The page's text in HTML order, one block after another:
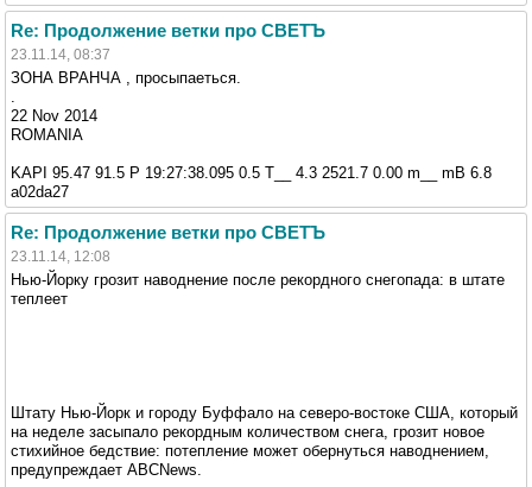
Re: Продолжение ветки про СВЕТЪ
23.11.14, 08:37
ЗОНА ВРАНЧА , просыпаеться.
22 Nov 2014
ROMANIA
KAPI 95.47 91.5 P 19:27:38.095 0.5 T__ 4.3 2521.7 0.00 m__ mB 6.8
a02da27
Re: Продолжение ветки про СВЕТЪ
23.11.14, 12:08
Нью-Йорку грозит наводнение после рекордного снегопада: в штате
теплеет
Штату Нью-Йорк и городу Буффало на северо-востоке США, который
на неделе засыпало рекордным количеством снега, грозит новое
стихийное бедствие: потепление может обернуться наводнением,
предупреждает ABCNews.